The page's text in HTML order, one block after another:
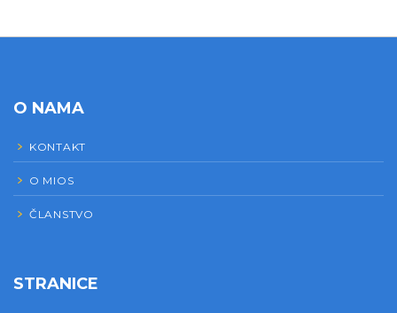
O NAMA
KONTAKT
O MIOS
ČLANSTVO
STRANICE